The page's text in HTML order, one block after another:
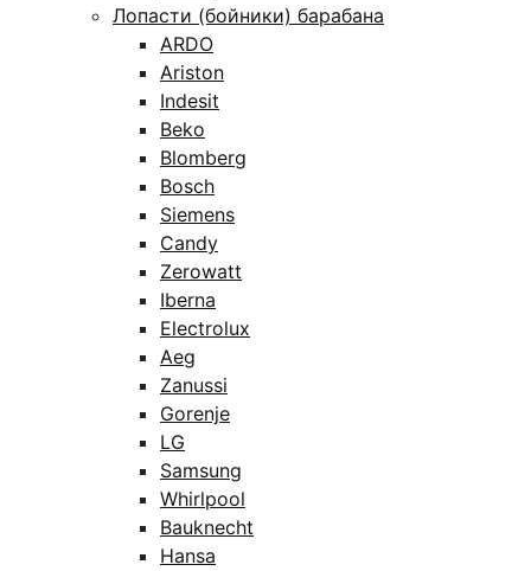
Лопасти (бойники) барабана
ARDO
Ariston
Indesit
Beko
Blomberg
Bosch
Siemens
Candy
Zerowatt
Iberna
Electrolux
Aeg
Zanussi
Gorenje
LG
Samsung
Whirlpool
Bauknecht
Hansa